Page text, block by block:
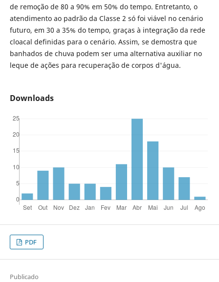
de remoção de 80 a 90% em 50% do tempo. Entretanto, o
atendimento ao padrão da Classe 2 só foi viável no cenário
futuro, em 30 a 35% do tempo, graças à integração da rede
cloacal definidas para o cenário. Assim, se demostra que
banhados de chuva podem ser uma alternativa auxiliar no
leque de ações para recuperação de corpos d'água.
Downloads
PDF
Publicado